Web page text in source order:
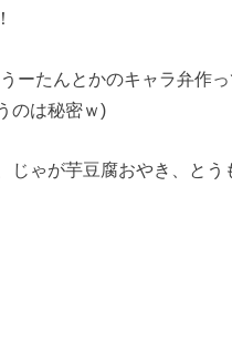
ーたんとかのキャラ弁作
のは秘密ｗ)
じゃが芋豆腐おやき、と